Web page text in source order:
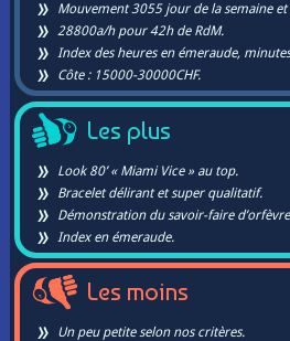
Mouvement 3055 jour de la semaine et
28800a/h pour 42h de RdM.
Index des heures en émeraude,
Côte : 15000-30000CHF.
Les plus
Look 80’ « Miami Vice » au top.
Bracelet délirant et super qualitatif.
Démonstration du savoir-faire
Index en émeraude.
Les moins
Un peu petite selon nos critères.